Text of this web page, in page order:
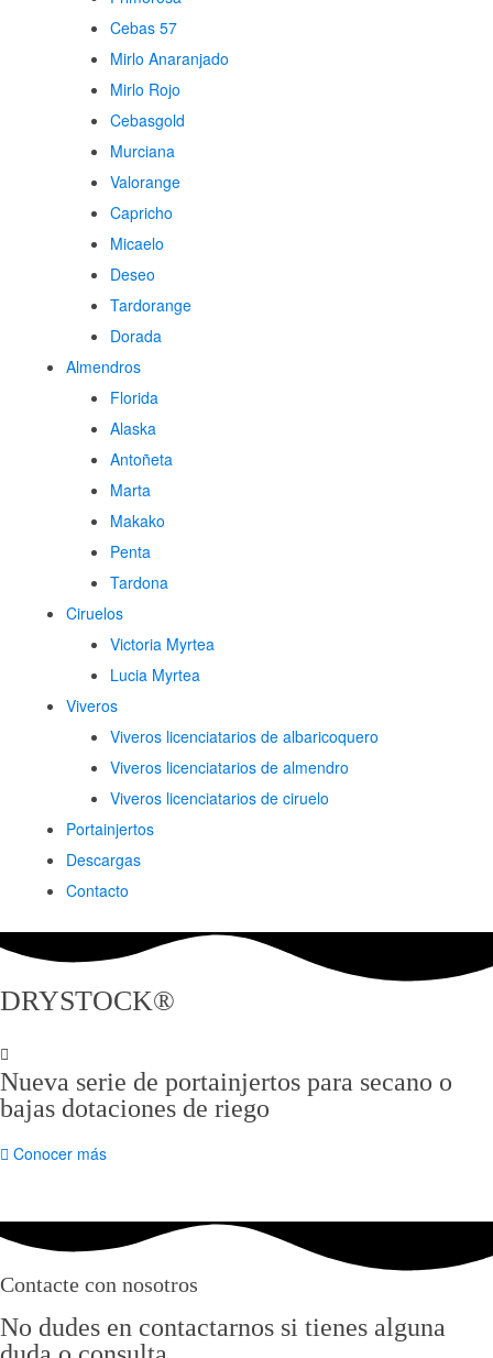
Cebas 57
Mirlo Anaranjado
Mirlo Rojo
Cebasgold
Murciana
Valorange
Capricho
Micaelo
Deseo
Tardorange
Dorada
Almendros
Florida
Alaska
Antoñeta
Marta
Makako
Penta
Tardona
Ciruelos
Victoria Myrtea
Lucia Myrtea
Viveros
Viveros licenciatarios de albaricoquero​
Viveros licenciatarios de almendro​
Viveros licenciatarios de ciruelo
Portainjertos
Descargas
Contacto
DRYSTOCK®
Nueva serie de portainjertos para secano o
bajas dotaciones de riego
Conocer más
Contacte con nosotros
No dudes en contactarnos si tienes alguna